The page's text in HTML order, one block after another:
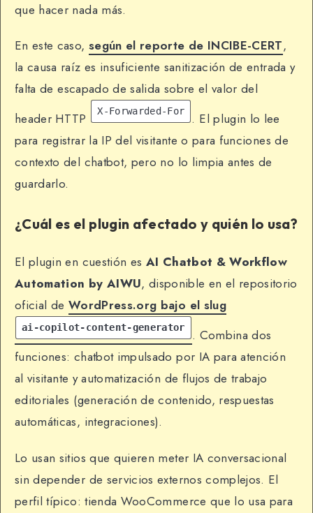
que hacer nada más.
En este caso, según el reporte de INCIBE-CERT,
la causa raíz es insuficiente sanitización de entrada y
falta de escapado de salida sobre el valor del
header HTTP
X-Forwarded-For
. El plugin lo lee
para registrar la IP del visitante o para funciones de
contexto del chatbot, pero no lo limpia antes de
guardarlo.
¿Cuál es el plugin afectado y quién lo usa?
El plugin en cuestión es AI Chatbot & Workflow
Automation by AIWU, disponible en el repositorio
oficial de WordPress.org bajo el slug
ai-copilot-content-generator
. Combina dos
funciones: chatbot impulsado por IA para atención
al visitante y automatización de flujos de trabajo
editoriales (generación de contenido, respuestas
automáticas, integraciones).
Lo usan sitios que quieren meter IA conversacional
sin depender de servicios externos complejos. El
perfil típico: tienda WooCommerce que lo usa para